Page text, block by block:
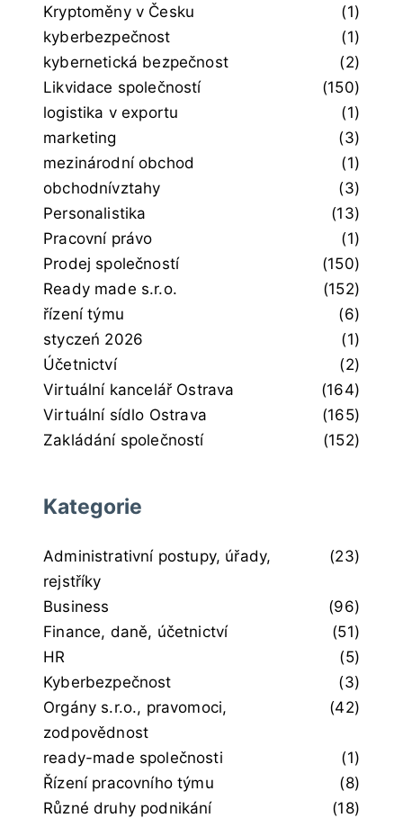
Kryptoměny v Česku
(1)
kyberbezpečnost
(1)
kybernetická bezpečnost
(2)
Likvidace společností
(150)
logistika v exportu
(1)
marketing
(3)
mezinárodní obchod
(1)
obchodnívztahy
(3)
Personalistika
(13)
Pracovní právo
(1)
Prodej společností
(150)
Ready made s.r.o.
(152)
řízení týmu
(6)
styczeń 2026
(1)
Účetnictví
(2)
Virtuální kancelář Ostrava
(164)
Virtuální sídlo Ostrava
(165)
Zakládání společností
(152)
Kategorie
Administrativní postupy, úřady,
rejstříky
(23)
Business
(96)
Finance, daně, účetnictví
(51)
HR
(5)
Kyberbezpečnost
(3)
Orgány s.r.o., pravomoci,
zodpovědnost
(42)
ready-made společnosti
(1)
Řízení pracovního týmu
(8)
Různé druhy podnikání
(18)